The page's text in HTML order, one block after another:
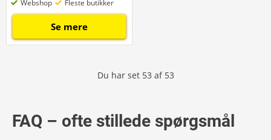
Webshop
Fleste butikker
Se mere
Du har set 53 af 53
FAQ – ofte stillede spørgsmål